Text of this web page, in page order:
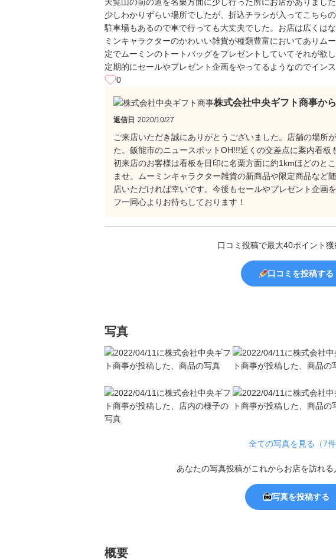
少しわかりずらい場所でしたが、折込チラシが入ってこちらの
駐車場もあるので車で行っても大丈夫でした。お店は広くは
ミンキャラクターのかわいい雑貨が種類豊富においてありム
定でムーミンのトートバッグをプレゼントしていてそれが欲
定期的にセールやプレゼント企画をやってるようなのでイン
0
株式会社中央ギフト商事か
返信日 2020/10/27
ご来店いただき誠にありがとうございました。店舗の場所
た。飯能市のニュースポットOH!!!近くの交差点に案内看板
初来店のお客様は看板を目印に名栗方面に約1kmほどのと
ませ。ムーミンキャラクター雑貨の新商品や限定商品など
店いただければ幸いです。今後もセールやプレゼント企画
フ一同心よりお待ちしております！
口コミ投稿で最大40ポイント
口コミを投稿する
写真
全ての写真を見る（7件
あなたの写真投稿がこれからお店を訪れる
写真を投稿する
概要